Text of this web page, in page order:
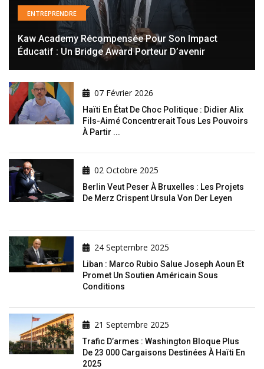
ENTREPRENDRE
Kaw Academy Récompensée Pour Son Impact
Éducatif : Un Bridge Award Porteur D’avenir
07 Février 2026
Haïti En État De Choc Politique : Didier Alix
Fils-Aimé Concentrerait Tous Les Pouvoirs
À Partir ...
02 Octobre 2025
Berlin Veut Peser À Bruxelles : Les Projets
De Merz Crispent Ursula Von Der Leyen
24 Septembre 2025
Liban : Marco Rubio Salue Joseph Aoun Et
Promet Un Soutien Américain Sous
Conditions
21 Septembre 2025
Trafic D’armes : Washington Bloque Plus
De 23 000 Cargaisons Destinées À Haïti En
2025